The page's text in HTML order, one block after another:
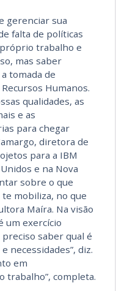
gerenciar sua
falta de políticas
trabalho e
mas saber
tomada de
Humanos.
qualidades, as
e as
para chegar
diretora de
para a IBM
e na Nova
sobre o que
mobiliza, no que
Maíra. Na visão
um exercício
preciso saber qual é
necessidades”, diz.
em
trabalho”, completa.